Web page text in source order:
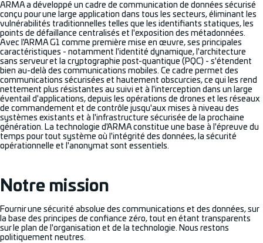
ARMA a développé un cadre de communication de données sécurisé
conçu pour une large application dans tous les secteurs, éliminant les
vulnérabilités traditionnelles telles que les identifiants statiques, les
points de défaillance centralisés et l'exposition des métadonnées.
Avec l'ARMA G1 comme première mise en œuvre, ses principales
caractéristiques - notamment l'identité dynamique, l'architecture
sans serveur et la cryptographie post-quantique (PQC) - s'étendent
bien au-delà des communications mobiles. Ce cadre permet des
communications sécurisées et hautement obscurcies, ce qui les rend
nettement plus résistantes au suivi et à l'interception dans un large
éventail d'applications, depuis les opérations de drones et les réseaux
de commandement et de contrôle jusqu'aux mises à niveau des
systèmes existants et à l'infrastructure sécurisée de la prochaine
génération. La technologie d'ARMA constitue une base à l'épreuve du
temps pour tout système où l'intégrité des données, la sécurité
opérationnelle et l'anonymat sont essentiels.
Notre mission
Fournir une sécurité absolue des communications et des données, sur
la base des principes de confiance zéro, tout en étant transparents
sur le plan de l'organisation et de la technologie. Nous restons
politiquement neutres.